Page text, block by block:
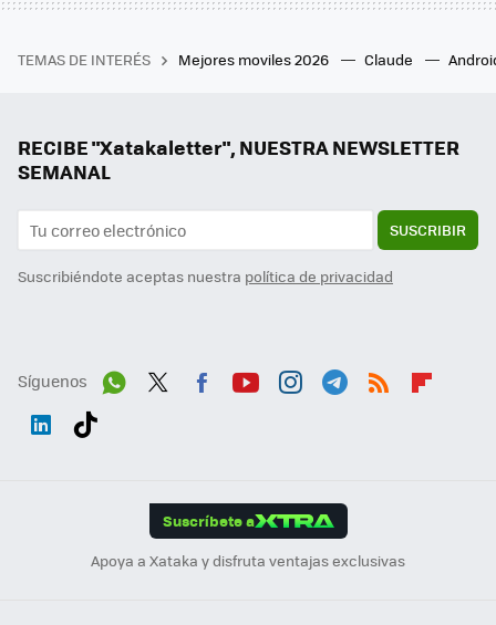
TEMAS DE INTERÉS Mejores moviles 2026 Claude
RECIBE "Xatakaletter", NUESTRA NEWSLETTER
SEMANAL
SUSCRIBIR
Suscribiéndote aceptas nuestra política de privacidad
Síguenos
Suscríbete a
Apoya a Xataka y disfruta ventajas exclusivas